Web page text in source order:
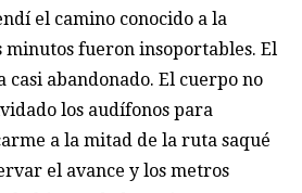
el camino conocido a la
fueron insoportables. El
casi abandonado. El cuerpo no
los audífonos para
a la mitad de la ruta saqué
el avance y los metros